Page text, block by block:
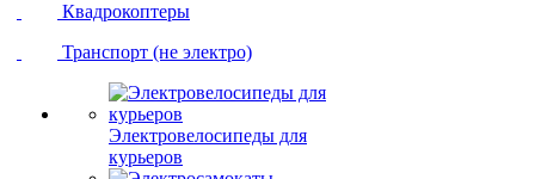
Квадрокоптеры
Транспорт (не электро)
Электровелосипеды для
курьеров